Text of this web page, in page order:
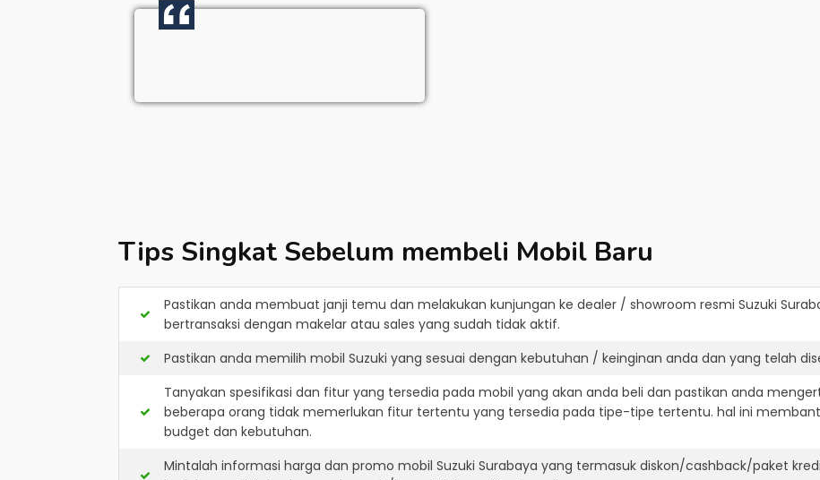
Tips Singkat Sebelum membeli Mobil Baru
Pastikan anda membuat janji temu dan melakukan kunjungan ke dealer / showroom resmi Suzuki
bertransaksi dengan makelar atau sales yang sudah tidak aktif.
Pastikan anda memilih mobil Suzuki yang sesuai dengan kebutuhan / keinginan anda dan yang telah
Tanyakan spesifikasi dan fitur yang tersedia pada mobil yang akan anda beli dan pastikan anda
beberapa orang tidak memerlukan fitur tertentu yang tersedia pada tipe-tipe tertentu. hal ini
budget dan kebutuhan.
Mintalah informasi harga dan promo mobil Suzuki Surabaya yang termasuk diskon/cashback/paket